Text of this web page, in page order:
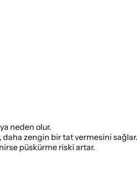
neden olur.
zengin bir tat vermesini sağlar.
püskürme riski artar.